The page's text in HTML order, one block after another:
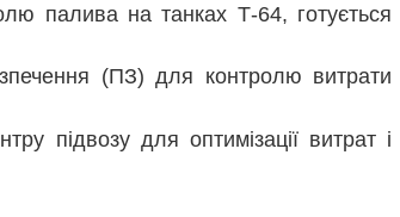
палива на танках Т-64, готується
(ПЗ) для контролю витрати
підвозу для оптимізації витрат і